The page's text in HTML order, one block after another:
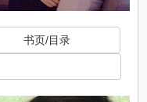
书页/目录